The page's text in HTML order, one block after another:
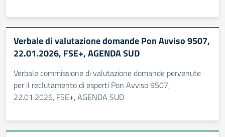
Verbale di valutazione domande Pon Avviso 9507,
22.01.2026, FSE+, AGENDA SUD
Verbale commissione di valutazione domande pervenute
per il reclutamento di esperti Pon Avviso 9507,
22.01.2026, FSE+, AGENDA SUD